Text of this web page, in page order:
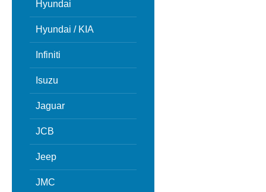
Hyundai
Hyundai / KIA
Infiniti
Isuzu
Jaguar
JCB
Jeep
JMC